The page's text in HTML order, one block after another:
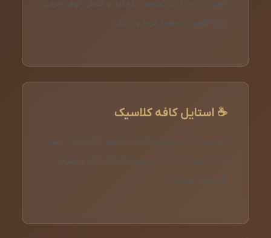
اسپرت کرم یا بژ، کشمیر یقه‌گرد و کفش لوفر چرمی
برای ظاهری تحصیل‌کرده و شیک.
☕ استایل کافه کلاسیک
پوشیدن با پولوشرت کرم یا سفید، کاردیگان پشمی
نازک و کفش اسنیکر چرمی برای لوک آرام و اشرافی در
کافه‌های بوتیک.